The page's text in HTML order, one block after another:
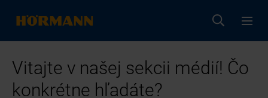
Vitajte v našej sekcii médií! Čo
konkrétne hľadáte?